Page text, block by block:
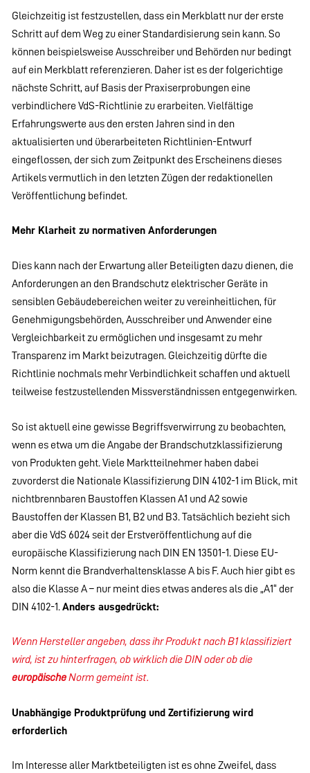
Gleichzeitig ist festzustellen, dass ein Merkblatt nur der erste
Schritt auf dem Weg zu einer Standardisierung sein kann. So
können beispielsweise Ausschreiber und Behörden nur bedingt
auf ein Merkblatt referenzieren. Daher ist es der folgerichtige
nächste Schritt, auf Basis der Praxiserprobungen eine
verbindlichere VdS-Richtlinie zu erarbeiten. Vielfältige
Erfahrungswerte aus den ersten Jahren sind in den
aktualisierten und überarbeiteten Richtlinien-Entwurf
eingeflossen, der sich zum Zeitpunkt des Erscheinens dieses
Artikels vermutlich in den letzten Zügen der redaktionellen
Veröffentlichung befindet.
Mehr Klarheit zu normativen Anforderungen
Dies kann nach der Erwartung aller Beteiligten dazu dienen, die
Anforderungen an den Brandschutz elektrischer Geräte in
sensiblen Gebäudebereichen weiter zu vereinheitlichen, für
Genehmigungsbehörden, Ausschreiber und Anwender eine
Vergleichbarkeit zu ermöglichen und insgesamt zu mehr
Transparenz im Markt beizutragen. Gleichzeitig dürfte die
Richtlinie nochmals mehr Verbindlichkeit schaffen und aktuell
teilweise festzustellenden Missverständnissen entgegenwirken.
So ist aktuell eine gewisse Begriffsverwirrung zu beobachten,
wenn es etwa um die Angabe der Brandschutzklassifizierung
von Produkten geht. Viele Marktteilnehmer haben dabei
zuvorderst die Nationale Klassifizierung DIN 4102-1 im Blick, mit
nichtbrennbaren Baustoffen Klassen A1 und A2 sowie
Baustoffen der Klassen B1, B2 und B3. Tatsächlich bezieht sich
aber die VdS 6024 seit der Erstveröffentlichung auf die
europäische Klassifizierung nach DIN EN 13501-1. Diese EU-
Norm kennt die Brandverhaltensklasse A bis F. Auch hier gibt es
also die Klasse A – nur meint dies etwas anderes als die „A1“ der
DIN 4102-1.Anders ausgedrückt:
Wenn Hersteller angeben, dass ihr Produkt nach B1 klassifiziert
wird, ist zu hinterfragen, ob wirklich die DIN oder ob die
europäischeNorm gemeint ist.
Unabhängige Produktprüfung und Zertifizierung wird
erforderlich
Im Interesse aller Marktbeteiligten ist es ohne Zweifel, dass